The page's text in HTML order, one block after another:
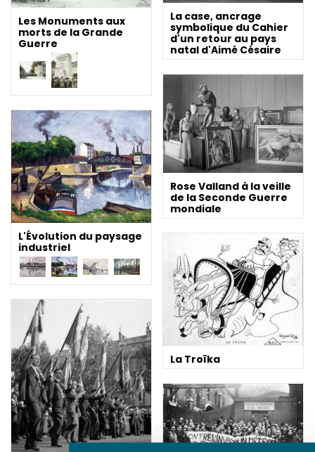
Les Monuments aux
morts de la Grande
Guerre
La case, ancrage
symbolique du Cahier
d'un retour au pays
natal d'Aimé Césaire
Rose Valland à la veille
de la Seconde Guerre
mondiale
L'Évolution du paysage
industriel
La Troïka